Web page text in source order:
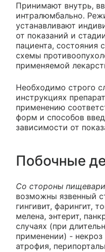
Принимают внутрь,
интралюмбально.
устанавливают
от показаний и
пациента, состояния
схемы
применяемой
Необходимо строго
инструкциях
применению
форм и способов
зависимости от
Побочные
Со стороны
возможны язвенный
гингивит, фарингит,
мелена, энтерит,
случаях (при
применении) -
атрофия,